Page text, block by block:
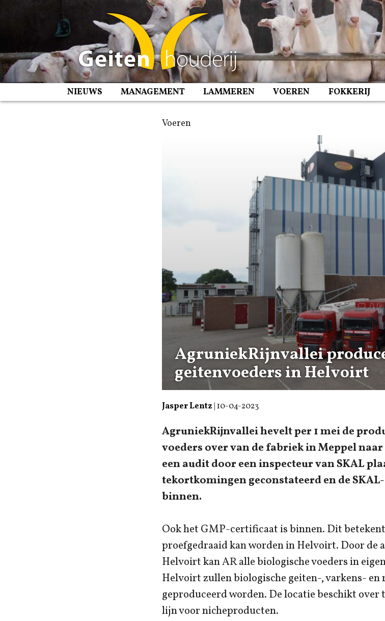
NIEUWS MANAGEMENT LAMMEREN VOEREN FOKKERIJ
Voeren
AgruniekRijnvallei
geitenvoeders in Helvoirt
Jasper Lentz 10-04-2023
AgruniekRijnvallei hevelt per 1 mei de
voeders over van de fabriek in Meppel
een audit door een inspecteur van SKAL
tekortkomingen geconstateerd en de
binnen.
Ook het GMP-certificaat is binnen. Dit
proefgedraaid kan worden in Helvoirt. Door de
Helvoirt kan AR alle biologische voeders in
Helvoirt zullen biologische geiten-, varkens- en
geproduceerd worden. De locatie beschikt over
lijn voor nicheproducten.